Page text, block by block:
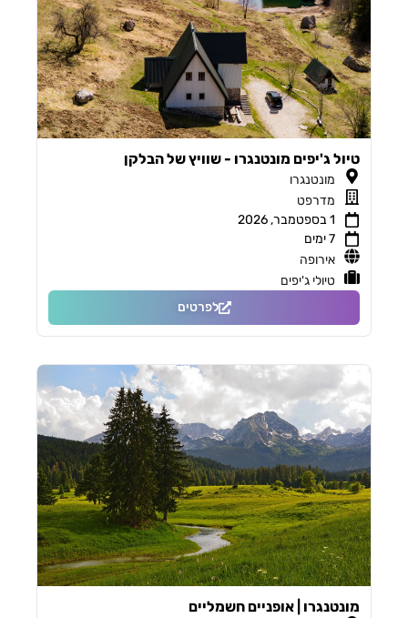
טיול ג'יפים מונטנגרו - שוויץ של הבלקן
מונטנגרו
מדרפט
1 בספטמבר, 2026
7 ימים
אירופה
טיולי ג'יפים
לפרטים
מונטנגרו | אופניים חשמליים